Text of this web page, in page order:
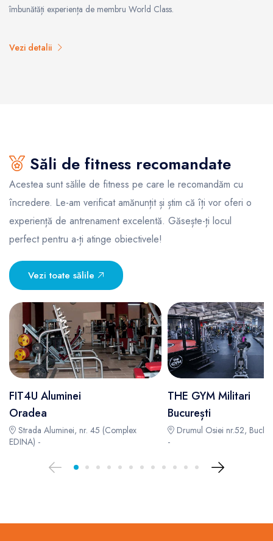
îmbunătăți experiența de membru World Class.
Vezi detalii
Săli de fitness recomandate
Acestea sunt sălile de fitness pe care le recomandăm cu
încredere. Le-am verificat amănunțit și știm că îți vor oferi o
experiență de antrenament excelentă. Găsește-ți locul
perfect pentru a-ți atinge obiectivele!
Vezi toate sălile
FIT4U Aluminei
Oradea
Strada Aluminei, nr. 45 (Complex
EDINA) -
THE GYM Militari
București
Drumul Osiei nr.52,
-